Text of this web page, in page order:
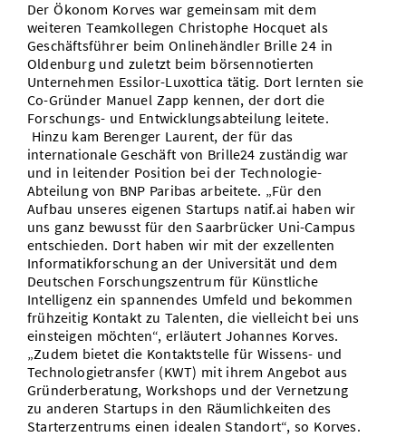
Der Ökonom Korves war gemeinsam mit dem
weiteren Teamkollegen Christophe Hocquet als
Geschäftsführer beim Onlinehändler Brille 24 in
Oldenburg und zuletzt beim börsennotierten
Unternehmen Essilor-Luxottica tätig. Dort lernten sie
Co-Gründer Manuel Zapp kennen, der dort die
Forschungs- und Entwicklungsabteilung leitete.
Hinzu kam Berenger Laurent, der für das
internationale Geschäft von Brille24 zuständig war
und in leitender Position bei der Technologie-
Abteilung von BNP Paribas arbeitete. „Für den
Aufbau unseres eigenen Startups natif.ai haben wir
uns ganz bewusst für den Saarbrücker Uni-Campus
entschieden. Dort haben wir mit der exzellenten
Informatikforschung an der Universität und dem
Deutschen Forschungszentrum für Künstliche
Intelligenz ein spannendes Umfeld und bekommen
frühzeitig Kontakt zu Talenten, die vielleicht bei uns
einsteigen möchten“, erläutert Johannes Korves.
„Zudem bietet die Kontaktstelle für Wissens- und
Technologietransfer (KWT) mit ihrem Angebot aus
Gründerberatung, Workshops und der Vernetzung
zu anderen Startups in den Räumlichkeiten des
Starterzentrums einen idealen Standort“, so Korves.